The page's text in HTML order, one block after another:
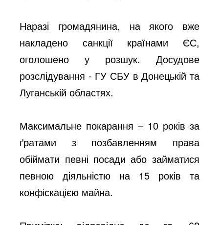
Наразі громадянина, на якого вже
накладено санкції країнами ЄС,
оголошено у розшук. Досудове
розслідування - ГУ СБУ в Донецькій та
Луганській областях.
Максимальне покарання – 10 років за
ґратами з позбавленням права
обіймати певні посади або займатися
певною діяльністю на 15 років та
конфіскацією майна.